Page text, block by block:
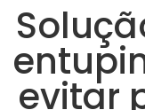
evitar